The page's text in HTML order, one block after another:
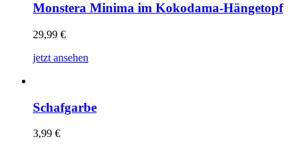
Monstera Minima im Kokodama-Hängetopf
29,99 €
jetzt ansehen
Schafgarbe
3,99 €